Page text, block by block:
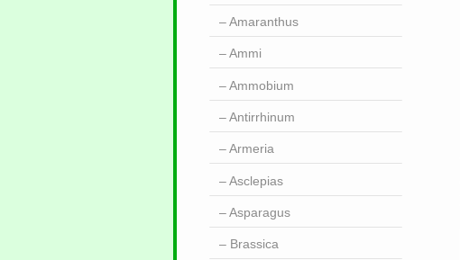
Amaranthus
Ammi
Ammobium
Antirrhinum
Armeria
Asclepias
Asparagus
Brassica